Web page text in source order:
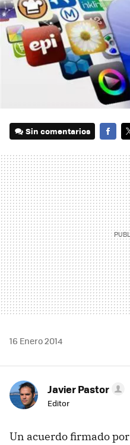
Sin comentarios
16 Enero 2014
Javier Pastor
Editor
Un acuerdo firmado por